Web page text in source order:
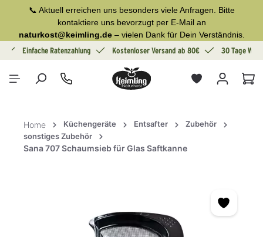
springen
📞 Aktuell erreichen uns besonders viele Anfragen. Bitte
kontaktiere uns bevorzugt per E-Mail an
naturkost@keimling.de– vielen Dank für Dein Verständnis.
Einfache Ratenzahlung Kostenloser Versand ab 80€ 30 Tage
Home Küchengeräte Entsafter
Zubehör
sonstiges Zubehör
Sana 707 Schaumsieb für Glas Saftkanne